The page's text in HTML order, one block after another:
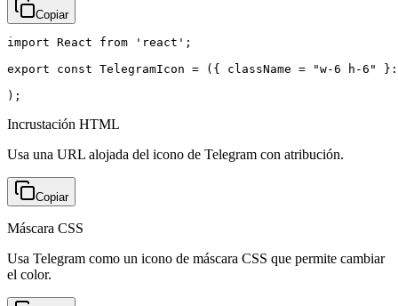
Copiar
import React from 'react';
export const TelegramIcon = ({ className = "w-6 h-
);
Incrustación HTML
Usa una URL alojada del icono de Telegram con atribución.
Copiar
Máscara CSS
Usa Telegram como un icono de máscara CSS que permite cambiar
el color.